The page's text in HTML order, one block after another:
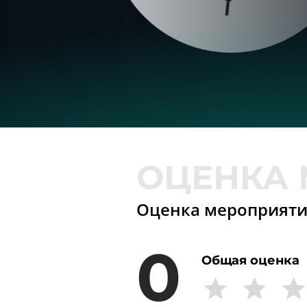
Оценка
0 Общая оценка